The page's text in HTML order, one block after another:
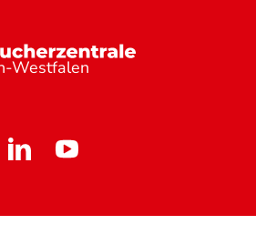
Westfalen